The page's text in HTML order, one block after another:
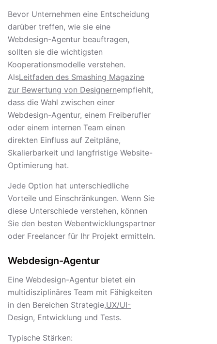
Bevor Unternehmen eine Entscheidung
darüber treffen, wie sie eine
Webdesign-Agentur beauftragen,
sollten sie die wichtigsten
Kooperationsmodelle verstehen.
AlsLeitfaden des Smashing Magazine
zur Bewertung von Designernempfiehlt,
dass die Wahl zwischen einer
Webdesign-Agentur, einem Freiberufler
oder einem internen Team einen
direkten Einfluss auf Zeitpläne,
Skalierbarkeit und langfristige Website-
Optimierung hat.
Jede Option hat unterschiedliche
Vorteile und Einschränkungen. Wenn Sie
diese Unterschiede verstehen, können
Sie den besten Webentwicklungspartner
oder Freelancer für Ihr Projekt ermitteln.
Webdesign-Agentur
Eine Webdesign-Agentur bietet ein
multidisziplinäres Team mit Fähigkeiten
in den Bereichen Strategie,UX/UI-
Design, Entwicklung und Tests.
Typische Stärken: